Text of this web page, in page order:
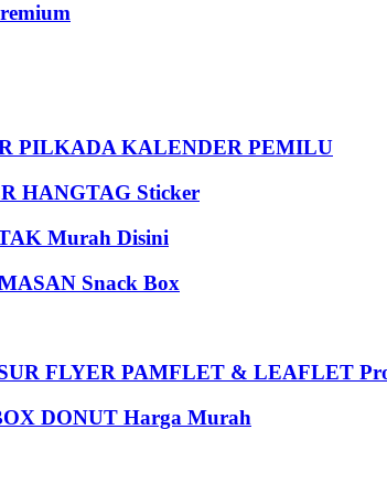
PILKADA KALENDER PEMILU
HANGTAG Sticker
Murah Disini
Snack Box
FLYER PAMFLET & LEAFLET
DONUT Harga Murah